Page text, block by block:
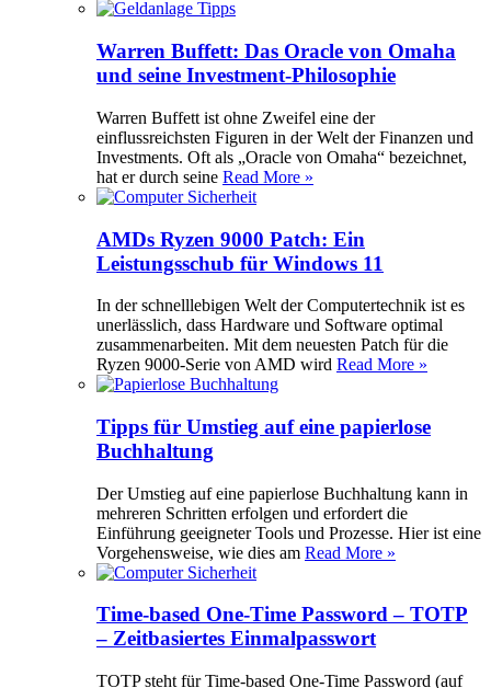
Warren Buffett: Das Oracle von Omaha
und seine Investment-Philosophie
Warren Buffett ist ohne Zweifel eine der
einflussreichsten Figuren in der Welt der Finanzen und
Investments. Oft als „Oracle von Omaha“ bezeichnet,
hat er durch seine Read More »
AMDs Ryzen 9000 Patch: Ein
Leistungsschub für Windows 11
In der schnelllebigen Welt der Computertechnik ist es
unerlässlich, dass Hardware und Software optimal
zusammenarbeiten. Mit dem neuesten Patch für die
Ryzen 9000-Serie von AMD wird Read More »
Tipps für Umstieg auf eine papierlose
Buchhaltung
Der Umstieg auf eine papierlose Buchhaltung kann in
mehreren Schritten erfolgen und erfordert die
Einführung geeigneter Tools und Prozesse. Hier ist eine
Vorgehensweise, wie dies am Read More »
Time-based One-Time Password – TOTP
– Zeitbasiertes Einmalpasswort
TOTP steht für Time-based One-Time Password (auf